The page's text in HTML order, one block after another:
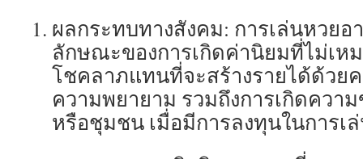
ผลกระทบทางสังคม: การเล่นหวย
ลักษณะของการเกิดค่านิยมที่ไม่เห
โชคลาภแทนที่จะสร้างรายได้ด้วย
ความพยายาม รวมถึงการเกิดควา
หรือชุมชน เมื่อมีการลงทุนในการเ